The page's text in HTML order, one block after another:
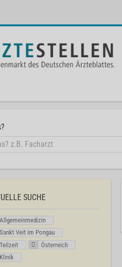
SUCHE
Allgemeinmedizin
Sankt Veit im Pongau
Teilzeit
Österreich
Klinik